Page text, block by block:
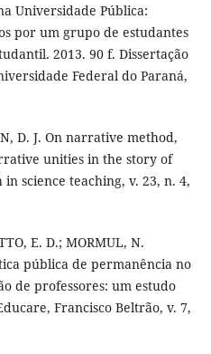
Universidade Pública:
por um grupo de estudantes
2013. 90 f. Dissertação
Federal do Paraná,
D. J. On narrative method,
unities in the story of
science teaching, v. 23, n. 4,
E. D.; MORMUL, N.
pública de permanência no
de professores: um estudo
Francisco Beltrão, v. 7,